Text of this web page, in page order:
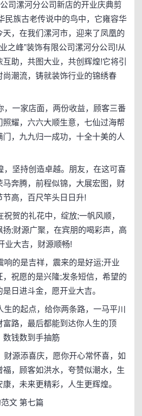
司漯河分公司新店的开业庆典剪
民族古老传说中的鸟中，它雍容华
天，在我们漯河市，迎来了凤凰的
之峰”装饰有限公司漯河分公司!从
助，共图大业，共创辉煌!它将引
尚潮流，铸就装饰行业的锦绣春
一家店面，两份收益，顾客三番
照耀，六六大顺生意，七仙过海帮
，九九归一成功，十全十美的人
坚持创造卓越。朋友，在这可喜
马奔腾，前程似锦，大展宏图，财
高，百尺竿头日日升!
贺的礼花中，绽放;一帆风顺，
;财源广聚，在宾朋的喝彩声，高
业大吉，财源顺畅!
的是吉祥，震来的是好运;开业
祝愿的是兴隆;发条短信，希望的
日进斗金，愿开业大吉。
的起点，给你两条路，一马平川
路，最后都能到达你人生的顶
数钱数到手抽筋
源添喜庆，愿你开心常怀喜，如
福，顾客如洪水，夸赞似潮水，生
，未来更精彩，人生更辉煌。
文 第七篇